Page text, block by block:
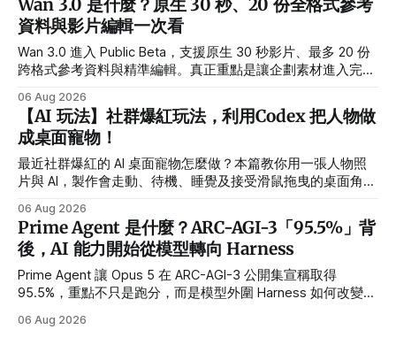
Wan 3.0 是什麼？原生 30 秒、20 份全格式參考
資料與影片編輯一次看
Wan 3.0 進入 Public Beta，支援原生 30 秒影片、最多 20 份
跨格式參考資料與精準編輯。真正重點是讓企劃素材進入完整
06 Aug 2026
【AI 玩法】社群爆紅玩法，利用Codex 把人物做
成桌面寵物！
最近社群爆紅的 AI 桌面寵物怎麼做？本篇教你用一張人物照
片與 AI，製作會走動、待機、睡覺及接受滑鼠拖曳的桌面角
06 Aug 2026
Prime Agent 是什麼？ARC-AGI-3「95.5%」背
後，AI 能力開始從模型轉向 Harness
Prime Agent 讓 Opus 5 在 ARC-AGI-3 公開集宣稱取得
95.5%，重點不只是跑分，而是模型外圍 Harness 如何改變長
06 Aug 2026